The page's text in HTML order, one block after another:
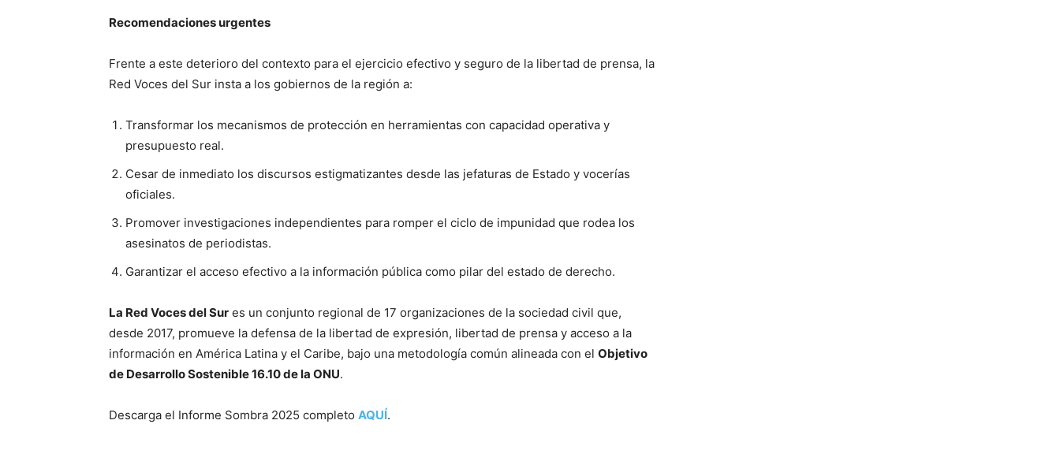
Recomendaciones urgentes
Frente a este deterioro del contexto para el ejercicio efectivo y seguro de la libertad de prensa, la
Red Voces del Sur insta a los gobiernos de la región a:
Transformar los mecanismos de protección en herramientas con capacidad operativa y
presupuesto real.
Cesar de inmediato los discursos estigmatizantes desde las jefaturas de Estado y vocerías
oficiales.
Promover investigaciones independientes para romper el ciclo de impunidad que rodea los
asesinatos de periodistas.
Garantizar el acceso efectivo a la información pública como pilar del estado de derecho.
La Red Voces del Sur es un conjunto regional de 17 organizaciones de la sociedad civil que,
desde 2017, promueve la defensa de la libertad de expresión, libertad de prensa y acceso a la
información en América Latina y el Caribe, bajo una metodología común alineada con el Objetivo
de Desarrollo Sostenible 16.10 de la ONU.
Descarga el Informe Sombra 2025 completo AQUÍ.